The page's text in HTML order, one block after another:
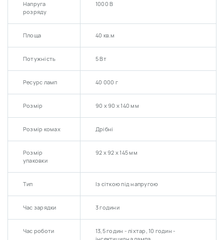
Напруга
розряду
1000 В
Площа 40 кв.м
Потужність 5 Вт
Ресурс ламп 40 000 г
Розмір 90 х 90 х 140 мм
Розмір комах Дрібні
Розмір
упаковки
92 х 92 х 145 мм
Тип Із сіткою під напругою
Час зарядки 3 години
Час роботи
13,5 годин - ліхтар, 10 годин -